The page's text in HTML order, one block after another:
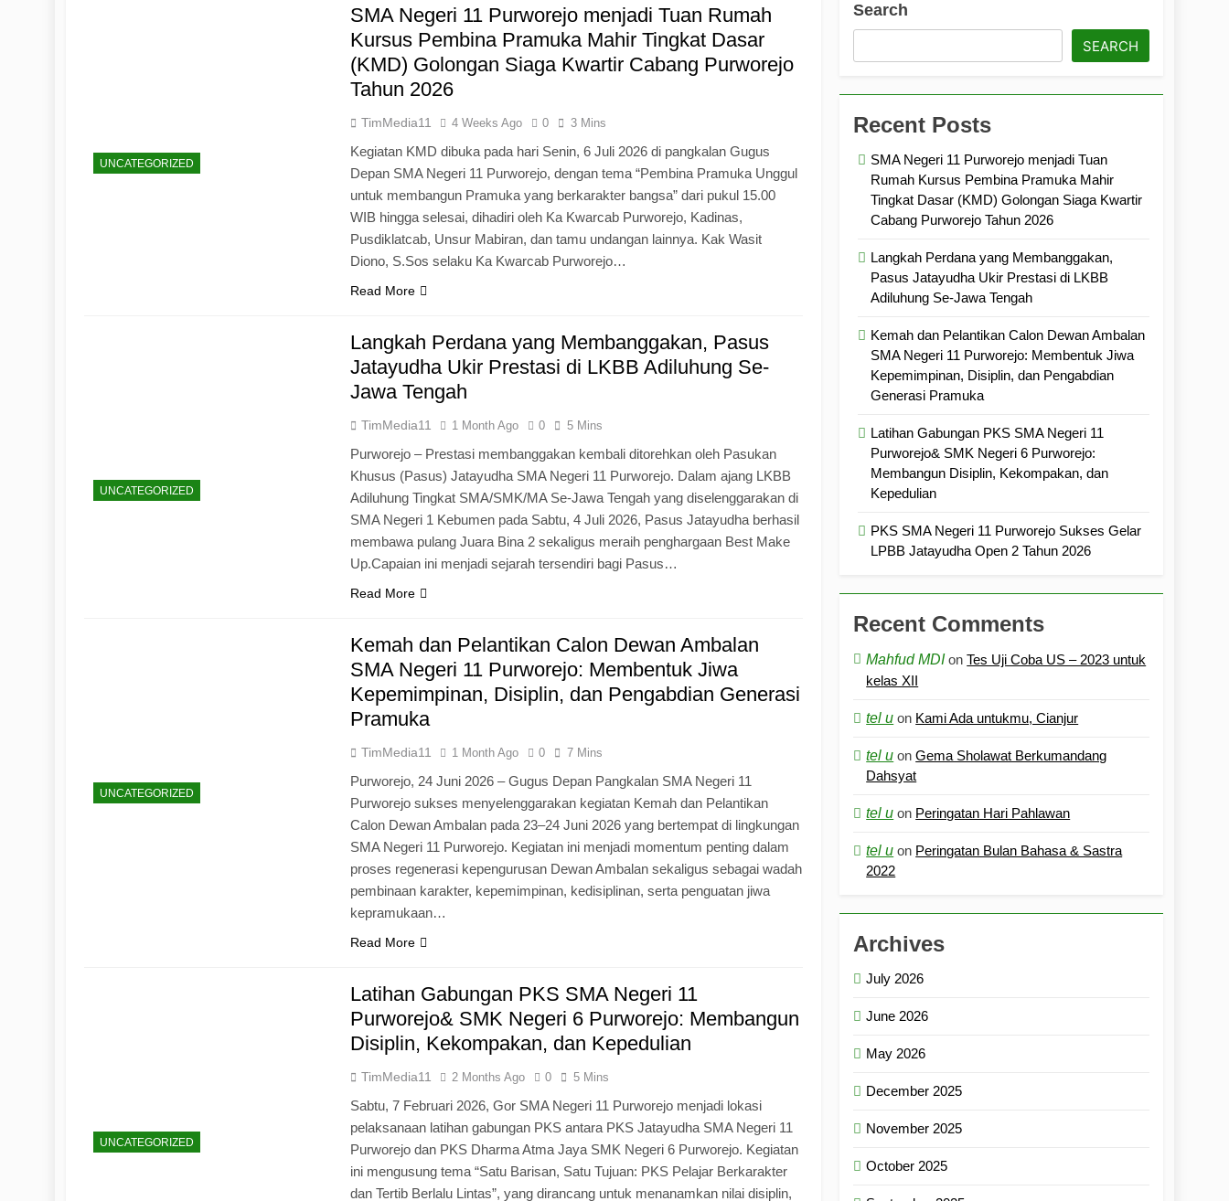
Pengabdian Generasi Pramuka
UNCATEGORIZED
SMA Negeri 11 Purworejo menjadi Tuan Rumah
Kursus Pembina Pramuka Mahir Tingkat Dasar
(KMD) Golongan Siaga Kwartir Cabang Purworejo
Tahun 2026
TimMedia11 4 Weeks Ago 0 3 Mins
Kegiatan KMD dibuka pada hari Senin, 6 Juli 2026 di pangkalan Gugus
Depan SMA Negeri 11 Purworejo, dengan tema “Pembina Pramuka Unggul
untuk membangun Pramuka yang berkarakter bangsa” dari pukul 15.00
WIB hingga selesai, dihadiri oleh Ka Kwarcab Purworejo, Kadinas,
Pusdiklatcab, Unsur Mabiran, dan tamu undangan lainnya. Kak Wasit
Diono, S.Sos selaku Ka Kwarcab Purworejo…
Read More
UNCATEGORIZED
Langkah Perdana yang Membanggakan, Pasus
Jatayudha Ukir Prestasi di LKBB Adiluhung Se-
Jawa Tengah
TimMedia11 1 Month Ago 0 5 Mins
Purworejo – Prestasi membanggakan kembali ditorehkan oleh Pasukan
Khusus (Pasus) Jatayudha SMA Negeri 11 Purworejo. Dalam ajang LKBB
Adiluhung Tingkat SMA/SMK/MA Se-Jawa Tengah yang diselenggarakan di
SMA Negeri 1 Kebumen pada Sabtu, 4 Juli 2026, Pasus Jatayudha berhasil
membawa pulang Juara Bina 2 sekaligus meraih penghargaan Best Make
Up.Capaian ini menjadi sejarah tersendiri bagi Pasus…
Read More
UNCATEGORIZED
Kemah dan Pelantikan Calon Dewan Ambalan
SMA Negeri 11 Purworejo: Membentuk Jiwa
Kepemimpinan, Disiplin, dan Pengabdian Generasi
Pramuka
TimMedia11 1 Month Ago 0 7 Mins
Purworejo, 24 Juni 2026 – Gugus Depan Pangkalan SMA Negeri 11
Purworejo sukses menyelenggarakan kegiatan Kemah dan Pelantikan
Calon Dewan Ambalan pada 23–24 Juni 2026 yang bertempat di lingkungan
SMA Negeri 11 Purworejo. Kegiatan ini menjadi momentum penting dalam
proses regenerasi kepengurusan Dewan Ambalan sekaligus sebagai wadah
pembinaan karakter, kepemimpinan, kedisiplinan, serta penguatan jiwa
kepramukaan…
Read More
UNCATEGORIZED
Latihan Gabungan PKS SMA Negeri 11
Purworejo& SMK Negeri 6 Purworejo: Membangun
Disiplin, Kekompakan, dan Kepedulian
TimMedia11 2 Months Ago 0 5 Mins
Sabtu, 7 Februari 2026, Gor SMA Negeri 11 Purworejo menjadi lokasi
pelaksanaan latihan gabungan PKS antara PKS Jatayudha SMA Negeri 11
Purworejo dan PKS Dharma Atma Jaya SMK Negeri 6 Purworejo. Kegiatan
ini mengusung tema “Satu Barisan, Satu Tujuan: PKS Pelajar Berkarakter
dan Tertib Berlalu Lintas”, yang dirancang untuk menanamkan nilai disiplin,
Search
SEARCH
Recent Posts
SMA Negeri 11 Purworejo menjadi Tuan
Rumah Kursus Pembina Pramuka Mahir
Tingkat Dasar (KMD) Golongan Siaga Kwartir
Cabang Purworejo Tahun 2026
Langkah Perdana yang Membanggakan,
Pasus Jatayudha Ukir Prestasi di LKBB
Adiluhung Se-Jawa Tengah
Kemah dan Pelantikan Calon Dewan Ambalan
SMA Negeri 11 Purworejo: Membentuk Jiwa
Kepemimpinan, Disiplin, dan Pengabdian
Generasi Pramuka
Latihan Gabungan PKS SMA Negeri 11
Purworejo& SMK Negeri 6 Purworejo:
Membangun Disiplin, Kekompakan, dan
Kepedulian
PKS SMA Negeri 11 Purworejo Sukses Gelar
LPBB Jatayudha Open 2 Tahun 2026
Recent Comments
Mahfud MDIonTes Uji Coba US – 2023 untuk
kelas XII
tel u on Kami Ada untukmu, Cianjur
tel u onGema Sholawat Berkumandang
Dahsyat
tel u on Peringatan Hari Pahlawan
tel u on Peringatan Bulan Bahasa & Sastra
2022
Archives
July 2026
June 2026
May 2026
December 2025
November 2025
October 2025